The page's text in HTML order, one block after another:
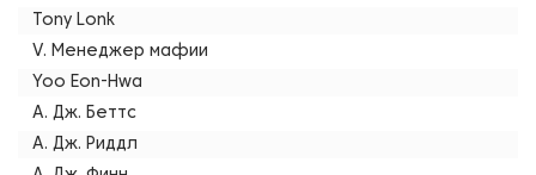
Tony Lonk
V. Менеджер мафии
Yoo Eon-Hwa
А. Дж. Беттс
А. Дж. Риддл